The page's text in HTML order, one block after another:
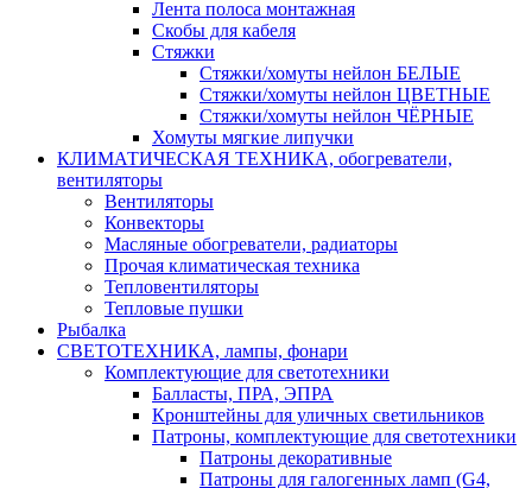
Лента полоса монтажная
Скобы для кабеля
Стяжки
Стяжки/хомуты нейлон БЕЛЫЕ
Стяжки/хомуты нейлон ЦВЕТНЫЕ
Стяжки/хомуты нейлон ЧЁРНЫЕ
Хомуты мягкие липучки
КЛИМАТИЧЕСКАЯ ТЕХНИКА, обогреватели,
вентиляторы
Вентиляторы
Конвекторы
Масляные обогреватели, радиаторы
Прочая климатическая техника
Тепловентиляторы
Тепловые пушки
Рыбалка
СВЕТОТЕХНИКА, лампы, фонари
Комплектующие для светотехники
Балласты, ПРА, ЭПРА
Кронштейны для уличных светильников
Патроны, комплектующие для светотехники
Патроны декоративные
Патроны для галогенных ламп (G4,